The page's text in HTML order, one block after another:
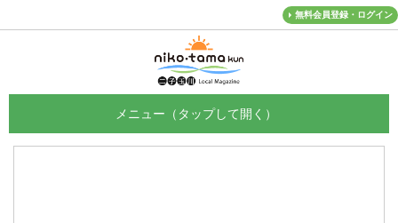
無料会員登録・ログイン
メニュー